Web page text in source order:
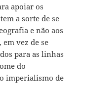
apoiar os
a sorte de se
e não aos
vez de se
para as linhas
do
imperialismo de